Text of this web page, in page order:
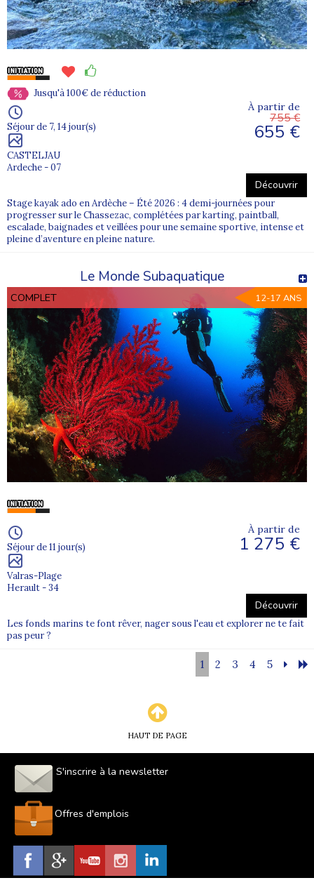
Jusqu'à 100€ de réduction
Séjour de 7, 14 jour(s)
CASTELJAU
Ardeche - 07
À partir de
755 €
655 €
Découvrir
Stage kayak ado en Ardèche – Été 2026 : 4 demi-journées pour
progresser sur le Chassezac, complétées par karting, paintball,
escalade, baignades et veillées pour une semaine sportive, intense et
pleine d’aventure en pleine nature.
Le Monde Subaquatique
COMPLET 12-17 ANS
Séjour de 11 jour(s)
Valras-Plage
Herault - 34
À partir de
1 275 €
Découvrir
Les fonds marins te font rêver, nager sous l'eau et explorer ne te fait
pas peur ?
1 2 3 4 5
HAUT DE PAGE
S'inscrire à la newsletter
Offres d'emplois